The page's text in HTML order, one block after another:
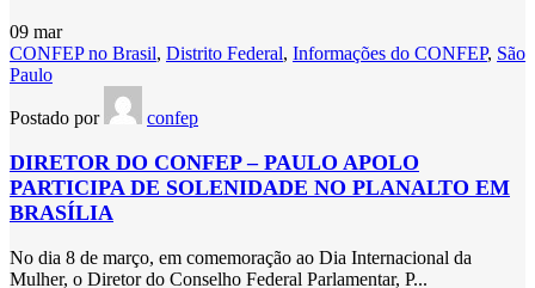
09 mar
CONFEP no Brasil, Distrito Federal, Informações do CONFEP, São
Paulo
Postado por confep
DIRETOR DO CONFEP – PAULO APOLO
PARTICIPA DE SOLENIDADE NO PLANALTO EM
BRASÍLIA
No dia 8 de março, em comemoração ao Dia Internacional da
Mulher, o Diretor do Conselho Federal Parlamentar, P...